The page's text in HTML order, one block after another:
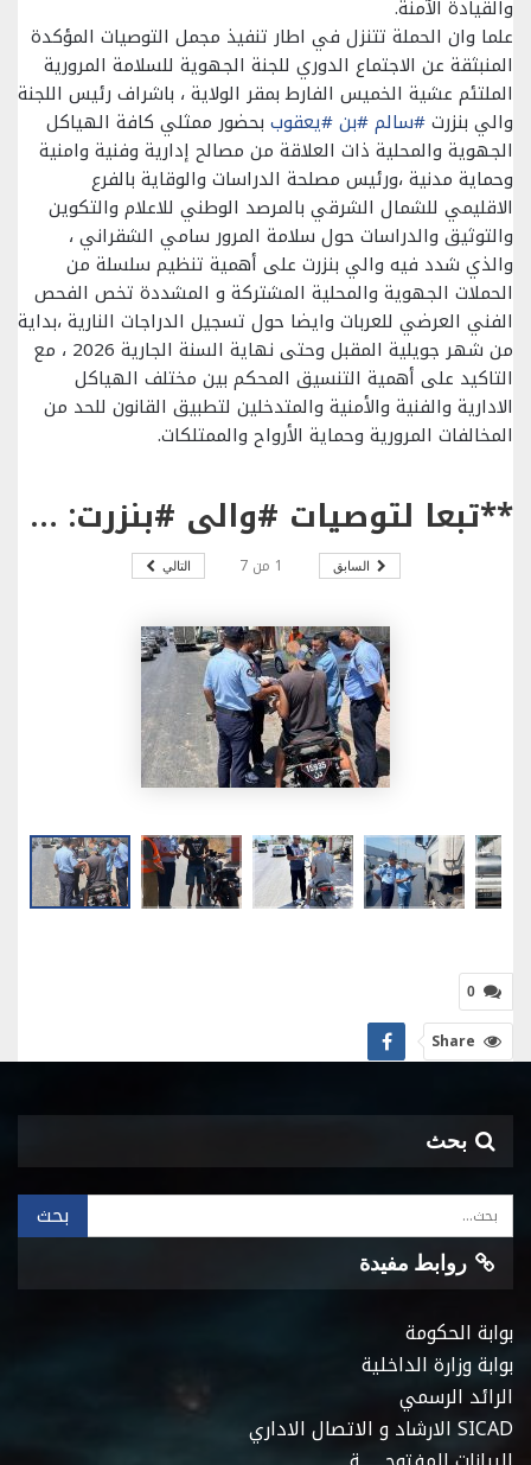
والقيادة الآمنة.
علما وان الحملة تتنزل في اطار تنفيذ مجمل التوصيات المؤكدة
المنبثقة عن الاجتماع الدوري للجنة الجهوية للسلامة المرورية
الملتئم عشية الخميس الفارط بمقر الولاية ، باشراف رئيس اللجنة
والي بنزرت#سالم#بن#يعقوب بحضور ممثلي كافة الهياكل
الجهوية والمحلية ذات العلاقة من مصالح إدارية وفنية وامنية
وحماية مدنية ،ورئيس مصلحة الدراسات والوقاية بالفرع
الاقليمي للشمال الشرقي بالمرصد الوطني للاعلام والتكوين
والتوثيق والدراسات حول سلامة المرور سامي الشقراني ،
والذي شدد فيه والي بنزرت على أهمية تنظيم سلسلة من
الحملات الجهوية والمحلية المشتركة و المشددة تخص الفحص
الفني العرضي للعربات وايضا حول تسجيل الدراجات النارية ،بداية
من شهر جويلية المقبل وحتى نهاية السنة الجارية 2026 ، مع
التاكيد على أهمية التنسيق المحكم بين مختلف الهياكل
الادارية والفنية والأمنية والمتدخلين لتطبيق القانون للحد من
المخالفات المرورية وحماية الأرواح والممتلكات.
**تبعا لتوصيات #والي #بنزرت: *تنظيم حملة رقابية مشتركة للفحص الفني العرضي للعربات ببنزرت .
السابق 1 من 7 التالي
0
Share
بحث
روابط مفيدة
بوابة الحكومة
بوابة وزارة الداخلية
الرائد الرسمي
SICAD الارشاد و الاتصال الاداري